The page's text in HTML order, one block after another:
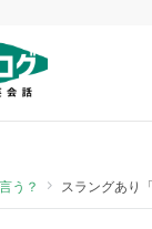
う？ スラングあり